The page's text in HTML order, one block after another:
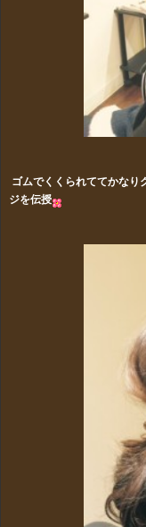
ゴムでくくられててかなり
ジを伝授